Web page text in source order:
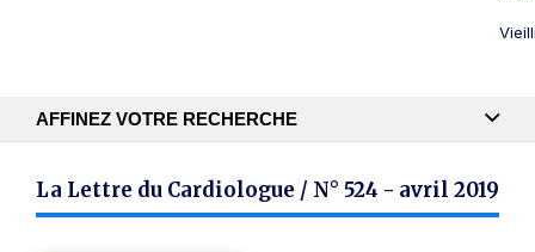
AFFINEZ VOTRE RECHERCHE
La Lettre du Cardiologue / N° 524 - avril 2019